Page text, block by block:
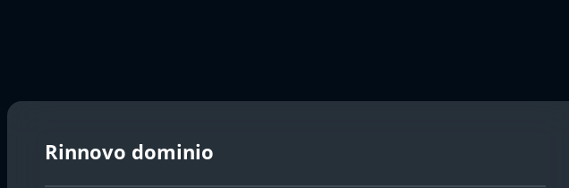
Rinnovo dominio